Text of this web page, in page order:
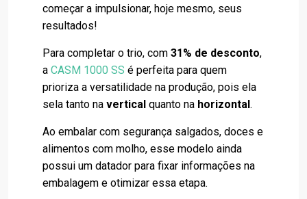
começar a impulsionar, hoje mesmo, seus
resultados!
Para completar o trio, com 31% de desconto,
a CASM 1000 SS é perfeita para quem
prioriza a versatilidade na produção, pois ela
sela tanto na vertical quanto na horizontal.
Ao embalar com segurança salgados, doces e
alimentos com molho, esse modelo ainda
possui um datador para fixar informações na
embalagem e otimizar essa etapa.